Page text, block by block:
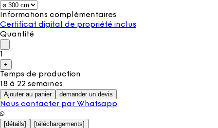
Informations complémentaires
Certificat digital de propriété inclus
Quantité
-
1
+
Temps de production
18 à 22 semaines
Ajouter au panier demander un devis
Nous contacter par Whatsapp
[détails] [téléchargements]